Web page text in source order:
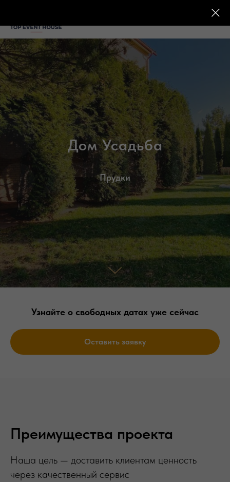
Дом Усадьба
Прудки
Узнайте о свободных датах уже сейчас
Оставить заявку
Преимущества проекта
Наша цель — доставить клиентам ценность
через качественный сервис